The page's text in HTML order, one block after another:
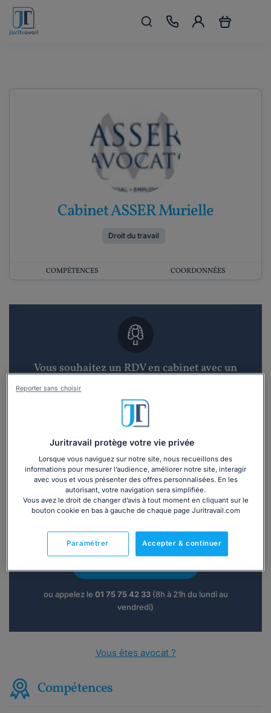
Cabinet ASSER Murielle
Droit du travail
COMPÉTENCES COORDONNÉES
Vous souhaitez un RDV en cabinet avec un
Recevoir des devis d'avocats
3 devis en 48h
téléphone ?
ou appelez le 01 75 75 42 33(8h à 21h du lundi au
vendredi)
Vous êtes avocat ?
Compétences
Juritravail protège votre vie privée
Lorsque vous naviguez sur notre site, nous recueillons des
informations pour mesurer l’audience, améliorer notre site, interagir
avec vous et vous présenter des offres personnalisées. En les
autorisant, votre navigation sera simplifiée.
Vous avez le droit de changer d’avis à tout moment en cliquant sur le
bouton cookie en bas à gauche de chaque page Juritravail.com
Accepter & continuer
Paramétrer
Reporter sans choisir